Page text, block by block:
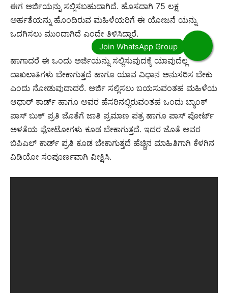
ಈಗ ಅರ್ಜಿಯನ್ನು ಸಲ್ಲಿಸಬಹುದಾಗಿದೆ. ಹೊಸದಾಗಿ 75 ಲಕ್ಷ
ಅರ್ಹತೆಯನ್ನು ಹೊಂದಿರುವ ಮಹಿಳೆಯರಿಗೆ ಈ ಯೋಜನೆ ಯನ್ನು
ಒದಗಿಸಲು ಮುಂದಾಗಿದೆ ಎಂದೇ ತಿಳಿಸಿದ್ದಾರೆ.
ಹಾಗಾದರೆ ಈ ಒಂದು ಅರ್ಜಿಯನ್ನು ಸಲ್ಲಿಸುವುದಕ್ಕೆ ಯಾವುದೆಲ್ಲ
ದಾಖಲಾತಿಗಳು ಬೇಕಾಗುತ್ತದೆ ಹಾಗೂ ಯಾವ ವಿಧಾನ ಅನುಸರಿಸ ಬೇಕು
ಎಂದು ನೋಡುವುದಾದರೆ. ಅರ್ಜಿ ಸಲ್ಲಿಸಲು ಬಯಸುವಂತಹ ಮಹಿಳೆಯ
ಆಧಾರ್ ಕಾರ್ಡ್ ಹಾಗೂ ಅವರ ಹೆಸರಿನಲ್ಲಿರುವಂತಹ ಒಂದು ಬ್ಯಾಂಕ್
ಪಾಸ್ ಬುಕ್ ಪ್ರತಿ ಜೊತೆಗೆ ಜಾತಿ ಪ್ರಮಾಣ ಪತ್ರ ಹಾಗೂ ಪಾಸ್ ಪೋರ್ಟ್
ಅಳತೆಯ ಫೋಟೋಗಳು ಕೂಡ ಬೇಕಾಗುತ್ತದೆ. ಇದರ ಜೊತೆ ಅವರ
ಬಿಪಿಎಲ್ ಕಾರ್ಡ್ ಪ್ರತಿ ಕೂಡ ಬೇಕಾಗುತ್ತದೆ ಹೆಚ್ಚಿನ ಮಾಹಿತಿಗಾಗಿ ಕೆಳಗಿನ
ವಿಡಿಯೋ ಸಂಪೂರ್ಣವಾಗಿ ವೀಕ್ಷಿಸಿ.